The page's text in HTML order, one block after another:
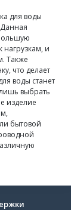
для воды
нагрузкам, и
Также
что делает
воды станет
выбрать
изделие
бытовой